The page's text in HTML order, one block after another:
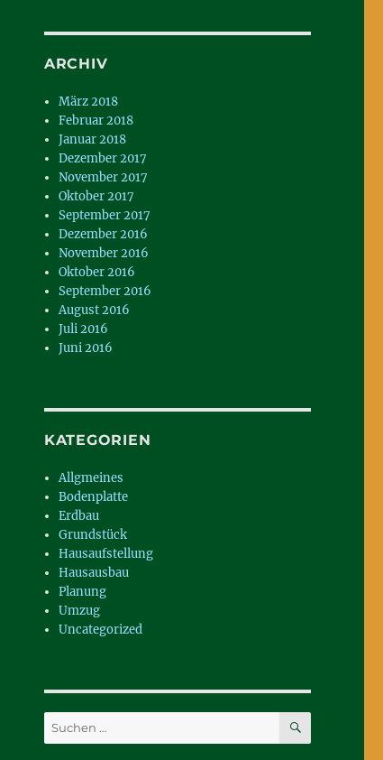
ARCHIV
März 2018
Februar 2018
Januar 2018
Dezember 2017
November 2017
Oktober 2017
September 2017
Dezember 2016
November 2016
Oktober 2016
September 2016
August 2016
Juli 2016
Juni 2016
KATEGORIEN
Allgmeines
Bodenplatte
Erdbau
Grundstück
Hausaufstellung
Hausausbau
Planung
Umzug
Uncategorized
Suchen
nach:
SUCHEN